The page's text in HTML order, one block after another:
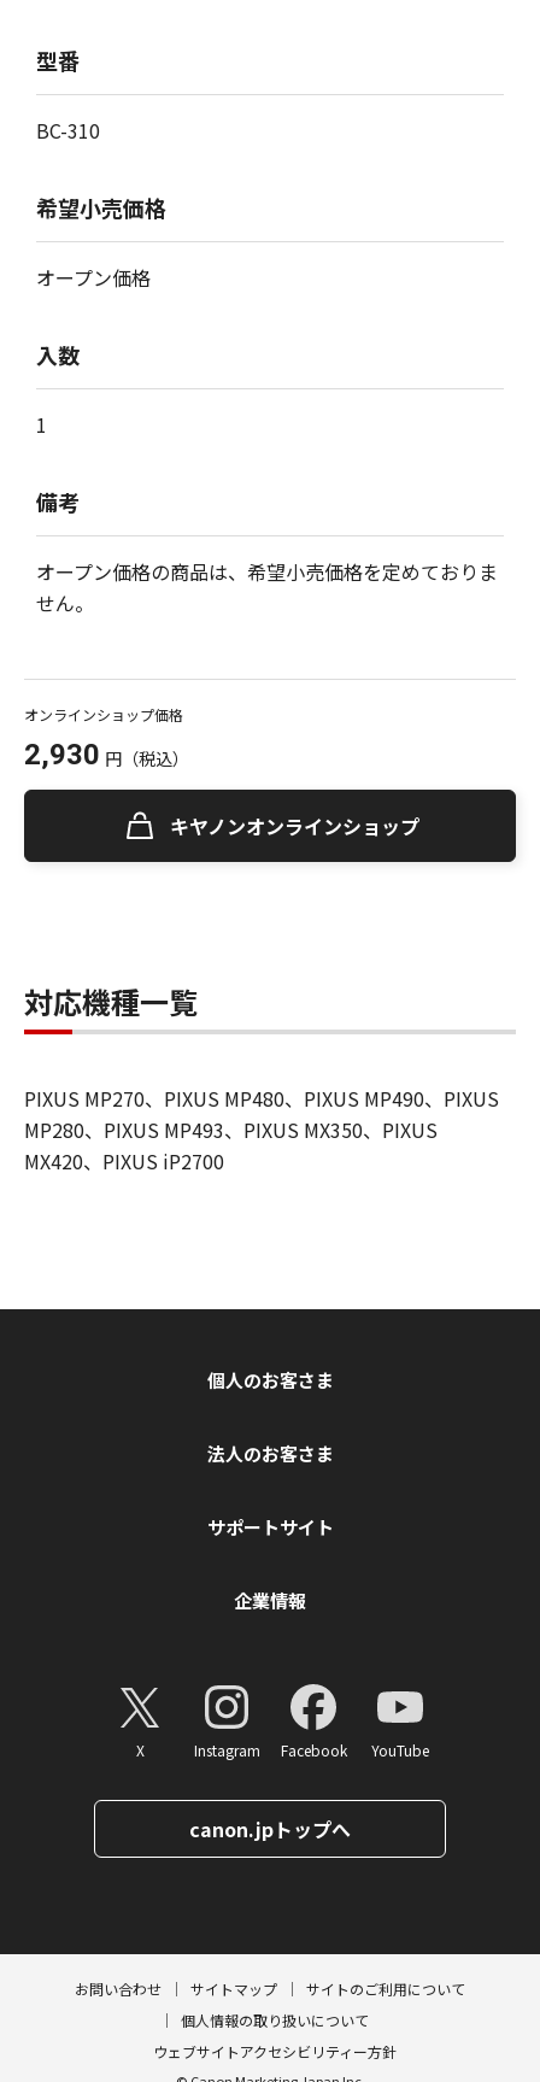
型番
BC-310
希望小売価格
オープン価格
入数
1
備考
オープン価格の商品は、希望小売価格を定めておりま
せん。
オンラインショップ価格
2,930 円 （税込）
キヤノンオンラインショップ
対応機種一覧
PIXUS MP270、PIXUS MP480、PIXUS MP490、PIXUS
MP280、PIXUS MP493、PIXUS MX350、PIXUS
MX420、PIXUS iP2700
個人のお客さま
法人のお客さま
サポートサイト
企業情報
X Instagram Facebook YouTube
canon.jpトップへ
お問い合わせ サイトマップ
サイトのご利用について
個人情報の取り扱いについて
ウェブサイトアクセシビリティー方針